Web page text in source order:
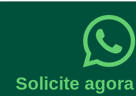
Solicite